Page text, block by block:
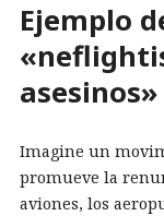
Ejemplo
asesinos»
Imagine un
promueve la
aviones, los